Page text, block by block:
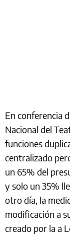
En conferencia
Nacional del
funciones
centralizado
un 65% del
y solo un 35%
otro día, la
modificación a
creado por la a